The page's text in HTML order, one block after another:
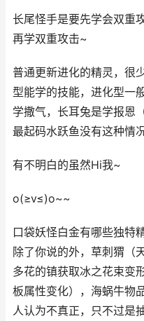
长尾怪手是要先学会双重
再学双重攻击~
普通更新进化的精灵，很
型能学的技能，进化型一
学撒气，长耳兔是学报恩
最起码水跃鱼没有这种情
有不明白的虽然Hi我~
o(≥v≤)o~~
口袋妖怪白金有哪些独特
除了你说的外，草刺猬（
多花的镇获取冰之花束变
板属性变化），海蜗牛物
人认为不真正，只不过是